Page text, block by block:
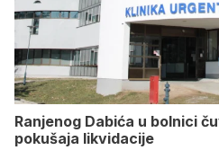
Ranjenog Dabića u bolnici
pokušaja likvidacije